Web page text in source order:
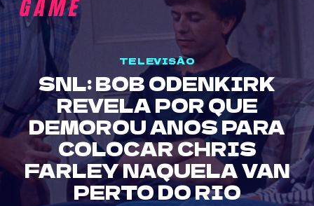
TELEVISÃO
SNL: BOB ODENKIRK
REVELA POR QUE
DEMOROU ANOS PARA
COLOCAR CHRIS
FARLEY NAQUELA VAN
PERTO DO RIO